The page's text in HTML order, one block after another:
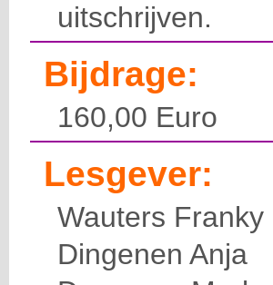
uitschrijven.
Bijdrage:
160,00 Euro
Lesgever:
Wauters Franky
Dingenen Anja